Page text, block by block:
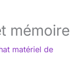
mémoire
matériel de